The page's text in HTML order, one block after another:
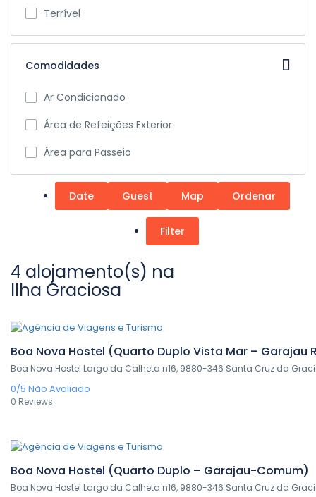
Terrível
Comodidades
Ar Condicionado
Área de Refeições Exterior
Área para Passeio
Date Guest Map Ordenar
Filter
4 alojamento(s) na
Ilha Graciosa
0,00€/ 1 night(s)
Boa Nova Hostel (Quarto Duplo Vista Mar – Garajau
Boa Nova Hostel Largo da Calheta n16, 9880-346 Santa Cruz da
0/5 Não Avaliado
0 Reviews
0,00€/ 1 night(s)
Boa Nova Hostel (Quarto Duplo – Garajau-Comum)
Boa Nova Hostel Largo da Calheta n16, 9880-346 Santa Cruz da